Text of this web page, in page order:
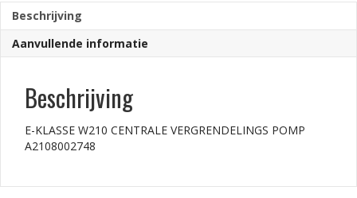
aantal
Beschrijving
Aanvullende informatie
Beschrijving
E-KLASSE W210 CENTRALE VERGRENDELINGS POMP
A2108002748